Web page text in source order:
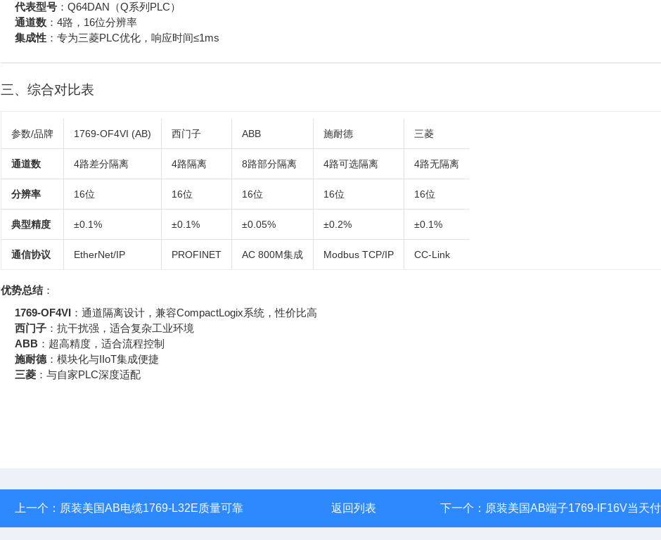
代表型号 ：Q64DAN（Q系列PLC）
通道数 ：4路，16位分辨率
集成性 ：专为三菱PLC优化，响应时间≤1ms
三、综合对比表
参数/品牌 1769-OF4VI (AB) 西门子 ABB 施耐德 三菱
通道数 4路差分隔离 4路隔离 8路部分隔离 4路可选隔离 4路无隔离
分辨率 16位 16位 16位 16位 16位
典型精度 ±0.1% ±0.1% ±0.05% ±0.2% ±0.1%
通信协议 EtherNet/IP PROFINET AC 800M集成 Modbus TCP/IP CC-Link
优势总结：
1769-OF4VI ：通道隔离设计，兼容CompactLogix系统，性价比高
西门子 ：抗干扰强，适合复杂工业环境
ABB ：超高精度，适合流程控制
施耐德 ：模块化与IIoT集成便捷
三菱 ：与自家PLC深度适配
上一个： 原装美国AB电缆1769-L32E质量可靠 返回列表 下一个： 原装美国AB端子1769-IF16V当天